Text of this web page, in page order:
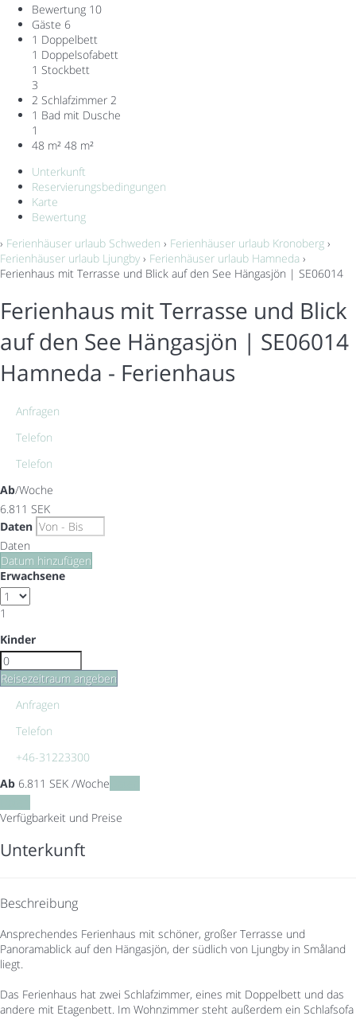
Bewertung 10
Gäste 6
1 Doppelbett
1 Doppelsofabett
1 Stockbett
3
2 Schlafzimmer 2
1 Bad mit Dusche
1
48 m² 48 m²
Unterkunft
Reservierungsbedingungen
Karte
Bewertung
› Ferienhäuser urlaub Schweden › Ferienhäuser urlaub Kronoberg ›
Ferienhäuser urlaub Ljungby › Ferienhäuser urlaub Hamneda ›
Ferienhaus mit Terrasse und Blick auf den See Hängasjön | SE06014
Ferienhaus mit Terrasse und Blick
auf den See Hängasjön | SE06014
Hamneda - Ferienhaus
Anfragen
Telefon
Telefon
Ab/Woche
6.811 SEK
Daten
Daten
Datum hinzufügen
Erwachsene
1
Kinder
Reisezeitraum angeben
Anfragen
Telefon
+46-31223300
Ab 6.811 SEK /Woche
Verfügbarkeit und Preise
Unterkunft
Beschreibung
Ansprechendes Ferienhaus mit schöner, großer Terrasse und
Panoramablick auf den Hängasjön, der südlich von Ljungby in Småland
liegt.
Das Ferienhaus hat zwei Schlafzimmer, eines mit Doppelbett und das
andere mit Etagenbett. Im Wohnzimmer steht außerdem ein Schlafsofa